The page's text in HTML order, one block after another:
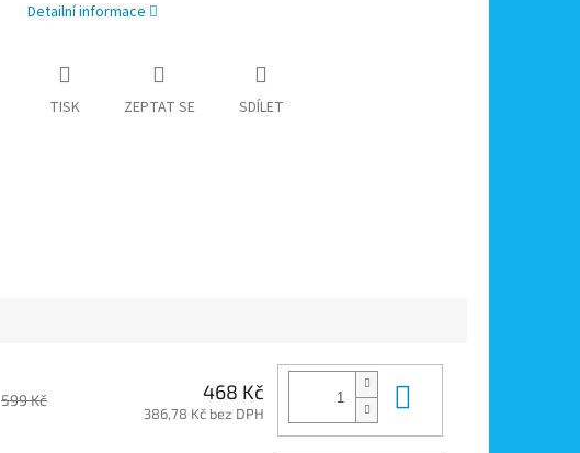
Detailní informace
TISK ZEPTAT SE SDÍLET
599 Kč 468 Kč
386,78 Kč bez DPH